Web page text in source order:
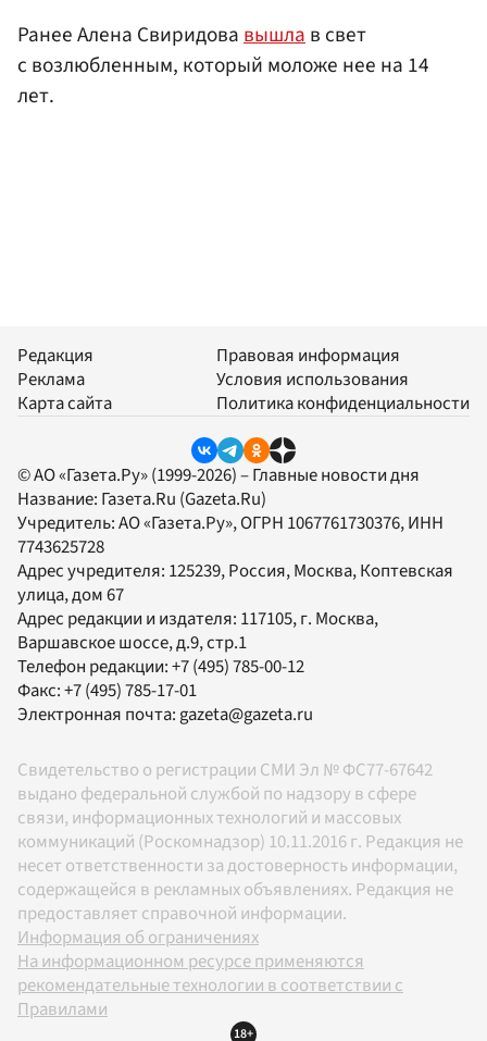
Ранее Алена Свиридовавышлав свет
с возлюбленным, который моложе нее на 14
лет.
Редакция
Реклама
Карта сайта
Правовая информация
Условия использования
Политика конфиденциальности
© АО «Газета.Ру» (1999-2026) – Главные новости дня
Название: Газета.Ru (Gazeta.Ru)
Учредитель:АО «Газета.Ру», ОГРН 1067761730376, ИНН
7743625728
Адрес учредителя: 125239, Россия, Москва, Коптевская
улица, дом 67
Адрес редакции и издателя: 117105, г. Москва,
Варшавское шоссе, д.9, стр.1
Телефон редакции:+7 (495) 785-00-12
Факс:+7 (495) 785-17-01
Электронная почта:gazeta@gazeta.ru
Свидетельство о регистрации СМИ Эл № ФС77-67642
выдано федеральной службой по надзору в сфере
связи, информационных технологий и массовых
коммуникаций (Роскомнадзор) 10.11.2016 г. Редакция не
несет ответственности за достоверность информации,
содержащейся в рекламных объявлениях. Редакция не
предоставляет справочной информации.
Информация об ограничениях
На информационном ресурсе применяются
рекомендательные технологии в соответствии с
Правилами
18+